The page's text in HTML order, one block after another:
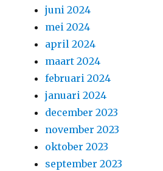
juni 2024
mei 2024
april 2024
maart 2024
februari 2024
januari 2024
december 2023
november 2023
oktober 2023
september 2023